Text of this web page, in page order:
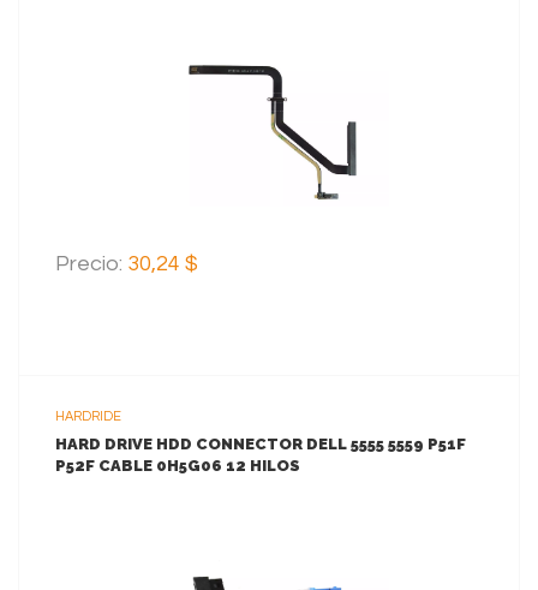
AGREGAR AL CARRITO
Precio: 30,24 $
HARDRIDE
HARD DRIVE HDD CONNECTOR DELL 5555 5559 P51F
P52F CABLE 0H5G06 12 HILOS